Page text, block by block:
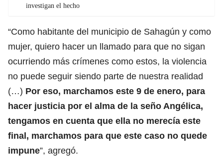
investigan el hecho
“Como habitante del municipio de Sahagún y como
mujer, quiero hacer un llamado para que no sigan
ocurriendo más crímenes como estos, la violencia
no puede seguir siendo parte de nuestra realidad
(…) Por eso, marchamos este 9 de enero, para
hacer justicia por el alma de la seño Angélica,
tengamos en cuenta que ella no merecía este
final, marchamos para que este caso no quede
impune”, agregó.